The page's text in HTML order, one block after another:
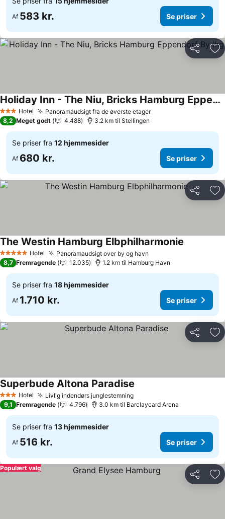
Af 583 kr. Se priser
Del
3 StjernerHotel Panoramaudsigt fra de øverste etagerSe priser
Holiday Inn - The Niu, Bricks Hamburg Eppendorf By Ihg
Se priser
8,2 Meget godt 4.488 3.2 km til Stellingen
Se priser fra 12 hjemmesider
Af 680 kr. Se priser
Del
5 Stjerner Hotel Panoramaudsigt over by og havn
The Westin Hamburg Elbphilharmonie
8,7 Fremragende 12.035 1.2 km til Hamburg Havn
Se priser fra 18 hjemmesider
Af 1.710 kr. Se priser
Del
3 StjernerHotel Livlig indendørs junglestemningSe priser
Superbude Altona Paradise
9,1 Fremragende 4.796 3.0 km til Barclaycard Arena
Se priser fra 13 hjemmesider
Af 516 kr. Se priser
Del
Populært valg